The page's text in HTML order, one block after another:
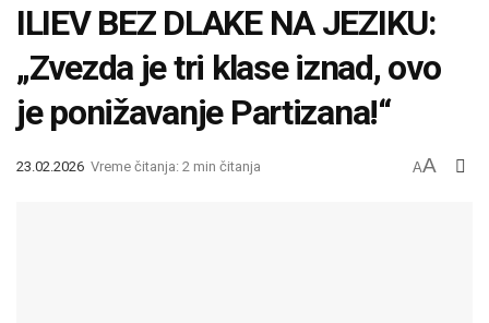
ILIEV BEZ DLAKE NA JEZIKU:
„Zvezda je tri klase iznad, ovo
je ponižavanje Partizana!“
23.02.2026 Vreme čitanja: 2 min čitanja AA